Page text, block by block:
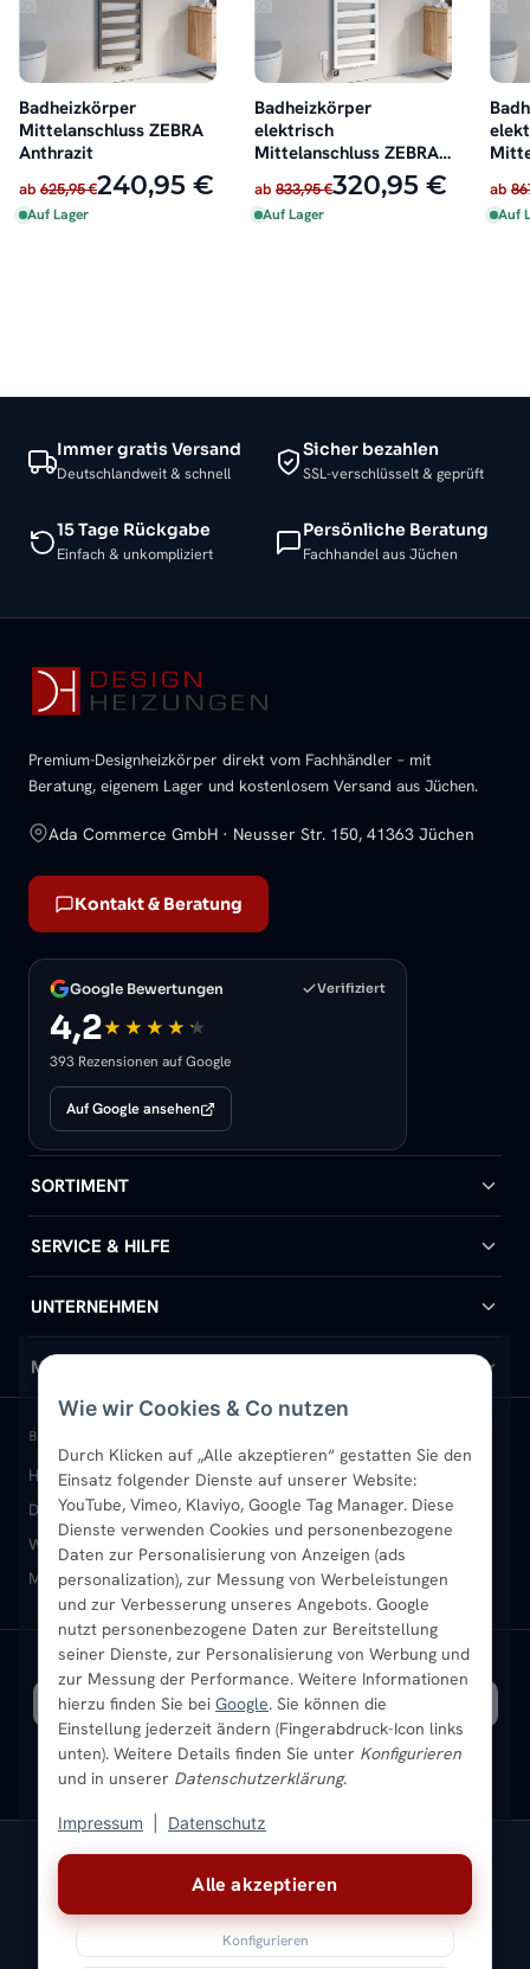
Alle akzeptieren
Konfigurieren
Wie wir Cookies & Co nutzen
Durch Klicken auf „Alle akzeptieren“ gestatten Sie den
Einsatz folgender Dienste auf unserer Website:
YouTube, Vimeo, Klaviyo, Google Tag Manager. Diese
Dienste verwenden Cookies und personenbezogene
Daten zur Personalisierung von Anzeigen (ads
personalization), zur Messung von Werbeleistungen
und zur Verbesserung unseres Angebots. Google
nutzt personenbezogene Daten zur Bereitstellung
seiner Dienste, zur Personalisierung von Werbung und
zur Messung der Performance. Weitere Informationen
hierzu finden Sie bei Google. Sie können die
Einstellung jederzeit ändern (Fingerabdruck-Icon links
unten). Weitere Details finden Sie unter Konfigurieren
und in unserer Datenschutzerklärung.
Impressum Datenschutz
Badheizkörper
Mittelanschluss ZEBRA
Anthrazit
ab 625,95 €240,95 €
Auf Lager
Badheizkörper
elektrisch
Mittelanschluss ZEBRA
Weiß inkl. Heizstab
ab 833,95 €320,95 €
Auf Lager
ab
Auf
Immer gratis Versand
Deutschlandweit & schnell
Sicher bezahlen
SSL-verschlüsselt & geprüft
15 Tage Rückgabe
Einfach & unkompliziert
Persönliche Beratung
Fachhandel aus Jüchen
Premium-Designheizkörper direkt vom Fachhändler – mit
Beratung, eigenem Lager und kostenlosem Versand aus Jüchen.
Ada Commerce GmbH · Neusser Str. 150, 41363 Jüchen
Kontakt & Beratung
Google Bewertungen Verifiziert
4,2
393 Rezensionen auf Google
Auf Google ansehen
SORTIMENT
Badheizkörper
Handtuchheizkörper
Design-Heizkörper
Paneelheizkörper
Vertikal-Heizkörper
Heizkörper-Zubehör
SERVICE & HILFE
Hilfe & Kontakt
Versand & Lieferung
Rückgabe & Widerruf
Garantie & Gewährleistung
Montageservice vor Ort
Sendung verfolgen
UNTERNEHMEN
Wir über uns
Standort & Abholung Jüchen
B2B-Kunden
Karriere
Ratgeber
Bestpreisgarantie
MEIN KONTO
Anmelden / Mein Konto
Merkliste
Newsletter
Aktuelle Angebote
BELIEBTE KATEGORIEN
Heizkörper kaufenBadheizkörperHandtuchheizkörper
Design-HeizkörperPaneelheizkörperVertikal-Heizkörper
Wandheizkörper Wohnraum-Heizkörper Badheizkörper Schwarz
Mischbetrieb-HeizkörperHeizkörper-ZubehörAktuelle Angebote
SICHERE ZAHLUNG VERSAND MIT
* Alle Preise inkl. gesetzlicher USt. |Kostenloser Versand
ImpressumDatenschutzAGBWiderrufsbelehrungVersandkosten